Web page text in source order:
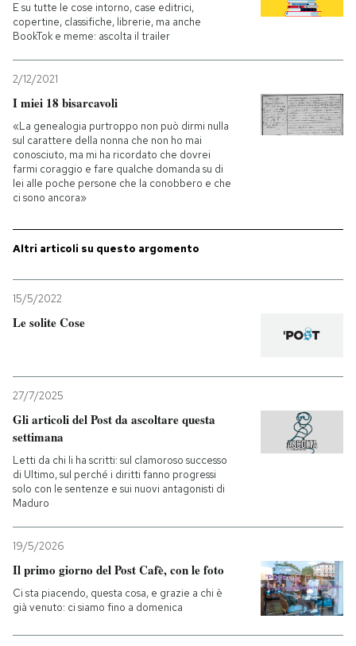
I MIEI PREFERITI
SHOP
CALENDARIO
AREA PERSONALE
E su tutte le cose intorno, case editrici,
copertine, classifiche, librerie, ma anche
BookTok e meme: ascolta il trailer
2/12/2021
I miei 18 bisarcavoli
«La genealogia purtroppo non può dirmi nulla
sul carattere della nonna che non ho mai
conosciuto, ma mi ha ricordato che dovrei
farmi coraggio e fare qualche domanda su di
lei alle poche persone che la conobbero e che
ci sono ancora»
Altri articoli su questo argomento
15/5/2022
Le solite Cose
27/7/2025
Gli articoli del Post da ascoltare questa
settimana
Letti da chi li ha scritti: sul clamoroso successo
di Ultimo, sul perché i diritti fanno progressi
solo con le sentenze e sui nuovi antagonisti di
Maduro
19/5/2026
Il primo giorno del Post Cafè, con le foto
Ci sta piacendo, questa cosa, e grazie a chi è
già venuto: ci siamo fino a domenica